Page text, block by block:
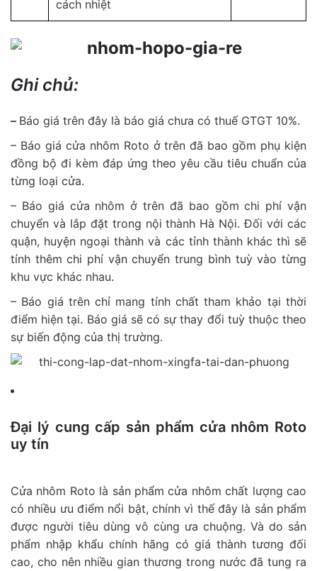
cách nhiệt
Ghi chủ:
– Báo giá trên đây là báo giá chưa có thuế GTGT 10%.
– Báo giá cửa nhôm Roto ở trên đã bao gồm phụ kiện
đồng bộ đi kèm đáp ứng theo yêu cầu tiêu chuẩn của
từng loại cửa.
– Báo giá cửa nhôm ở trên đã bao gồm chi phí vận
chuyển và lắp đặt trong nội thành Hà Nội. Đối với các
quận, huyện ngoại thành và các tỉnh thành khác thì sẽ
tính thêm chi phí vận chuyển trung bình tuỳ vào từng
khu vực khác nhau.
– Báo giá trên chỉ mang tính chất tham khảo tại thời
điểm hiện tại. Báo giá sẽ có sự thay đổi tuỳ thuộc theo
sự biến động của thị trường.
Đại lý cung cấp sản phẩm cửa nhôm Roto
uy tín
Cửa nhôm Roto là sản phẩm cửa nhôm chất lượng cao
có nhiều ưu điểm nổi bật, chính vì thế đây là sản phẩm
được người tiêu dùng vô cùng ưa chuộng. Và do sản
phẩm nhập khẩu chính hãng có giá thành tương đối
cao, cho nên nhiều gian thương trong nước đã tung ra